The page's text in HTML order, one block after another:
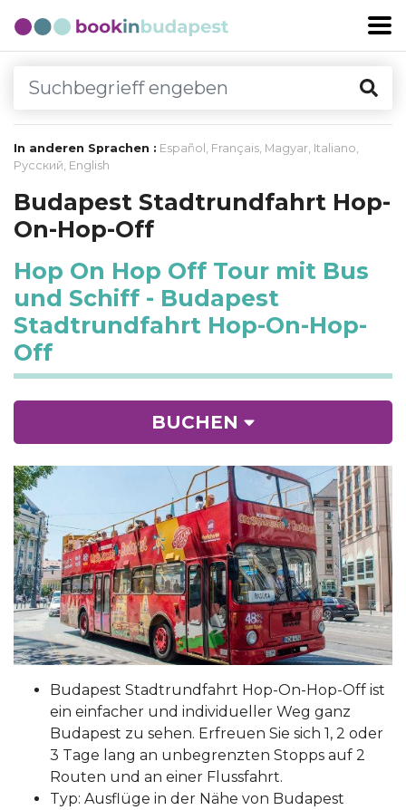
In anderen Sprachen : Español , Français, Magyar, Italiano,
Русский, English
Budapest Stadtrundfahrt Hop-
On-Hop-Off
Hop On Hop Off Tour mit Bus
und Schiff - Budapest
Stadtrundfahrt Hop-On-Hop-
Off
Budapest Stadtrundfahrt Hop-On-Hop-Off ist
ein einfacher und individueller Weg ganz
Budapest zu sehen. Erfreuen Sie sich 1, 2 oder
3 Tage lang an unbegrenzten Stopps auf 2
Routen und an einer Flussfahrt.
Typ: Ausflüge in der Nähe von Budapest
BUCHEN